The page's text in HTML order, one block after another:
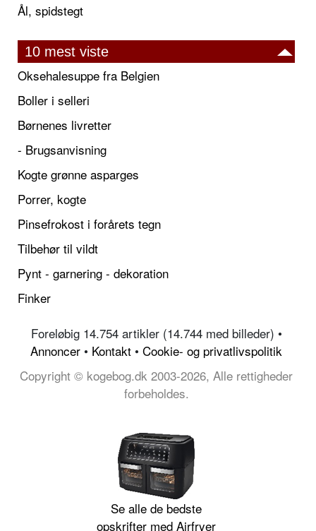
Ål, spidstegt
10 mest viste
Oksehalesuppe fra Belgien
Boller i selleri
Børnenes livretter
- Brugsanvisning
Kogte grønne asparges
Porrer, kogte
Pinsefrokost i forårets tegn
Tilbehør til vildt
Pynt - garnering - dekoration
Finker
Foreløbig 14.754 artikler (14.744 med billeder) •
Annoncer • Kontakt • Cookie- og privatlivspolitik
Copyright © kogebog.dk 2003-2026, Alle rettigheder
forbeholdes.
Se alle de bedste
opskrifter med Airfryer